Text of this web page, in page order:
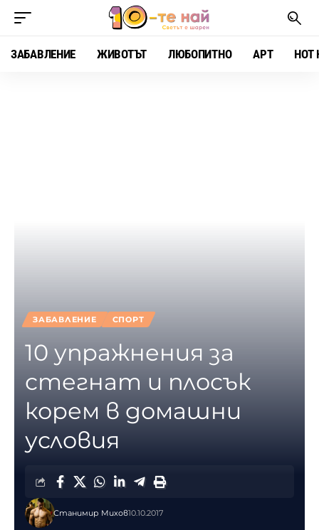
ЗАБАВЛЕНИЕ ЖИВОТЪТ ЛЮБОПИТНО АРТ HOT
ЗАБАВЛЕНИЕ СПОРТ
10 упражнения за
стегнат и плосък
корем в домашни
условия
Станимир Михов10.10.2017